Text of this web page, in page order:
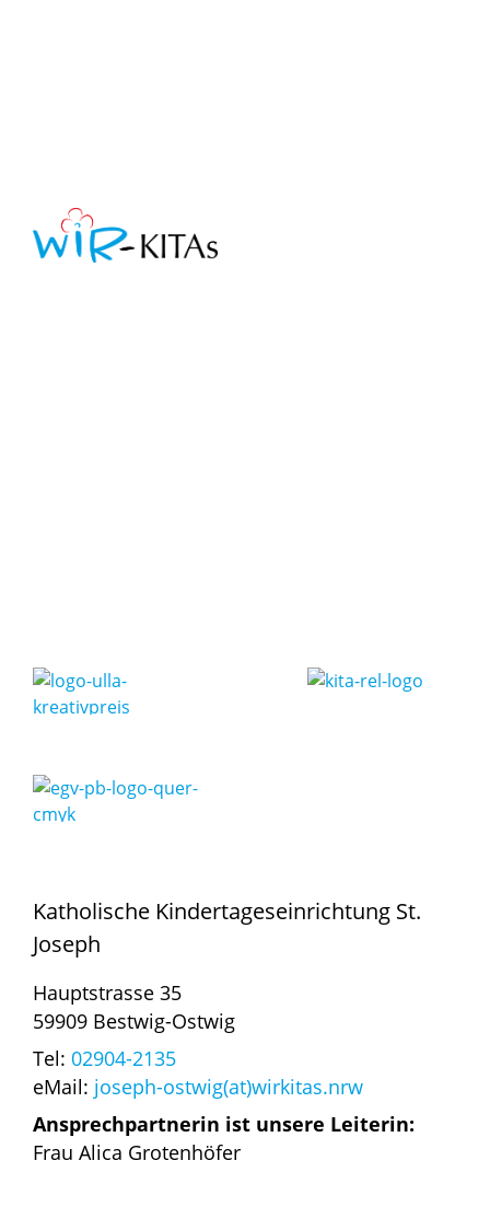
Katholische Kindertageseinrichtung St.
Joseph
Hauptstrasse 35
59909 Bestwig-Ostwig
Tel: 02904-2135
eMail: joseph-ostwig(at)wirkitas.nrw
Ansprechpartnerin ist unsere Leiterin:
Frau Alica Grotenhöfer